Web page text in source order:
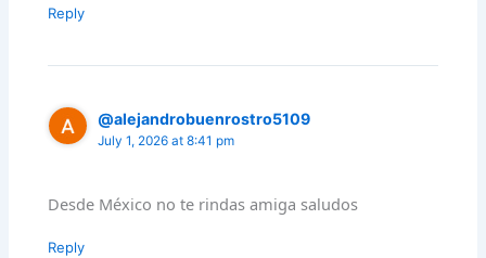
Reply
@alejandrobuenrostro5109
July 1, 2026 at 8:41 pm
Desde México no te rindas amiga saludos
Reply